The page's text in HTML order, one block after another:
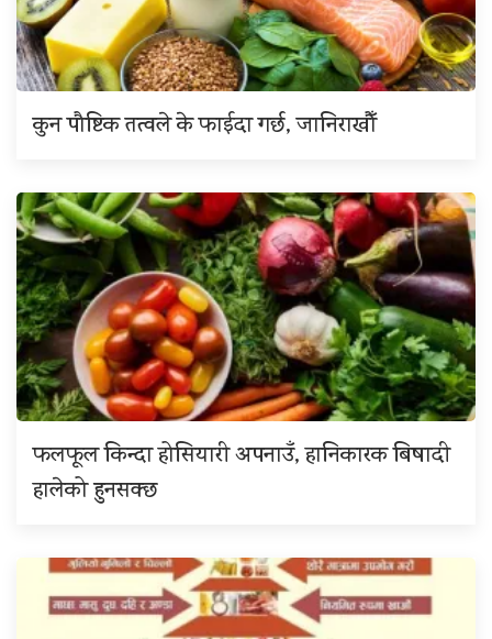
कुन पौष्टिक तत्वले के फाईदा गर्छ, जानिराखौँ
फलफूल किन्दा होसियारी अपनाउँ, हानिकारक बिषादी
हालेको हुनसक्छ